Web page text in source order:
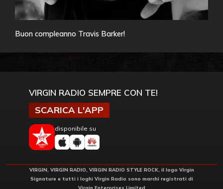
Buon compleanno Travis Barker!
VIRGIN RADIO SEMPRE CON TE!
SCARICA L'APP
disponibile su
VIRGIN, VIRGIN RADIO, VIRGIN RADIO STYLE ROCK, il logo Virgin
Signature e tutti i loghi Virgin Radio sono marchi registrati di
Virgin Enterprises Limited